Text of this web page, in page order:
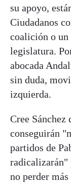
su apoyo,
Ciudadanos
coalición o un
legislatura.
abocada
sin duda,
izquierda.
Cree Sánchez
conseguirán
partidos de
radicalizarán"
no perder